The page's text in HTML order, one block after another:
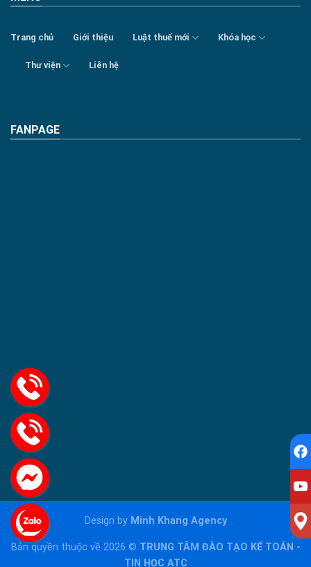
Trang chủ Giới thiệu Luật thuế mới Khóa học
Thư viện Liên hệ
FANPAGE
Design by Minh Khang Agency
Bản quyền thuộc về 2026 © TRUNG TÂM ĐÀO TẠO KẾ TOÁN -
TIN HỌC ATC